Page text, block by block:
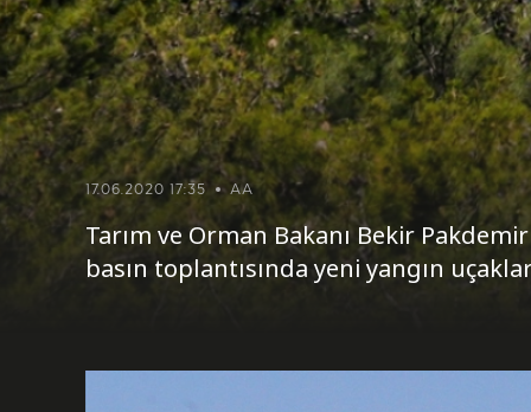
17.06.2020 17:35 AA
Tarım ve Orman Bakanı Bekir
basın toplantısında yeni yangın